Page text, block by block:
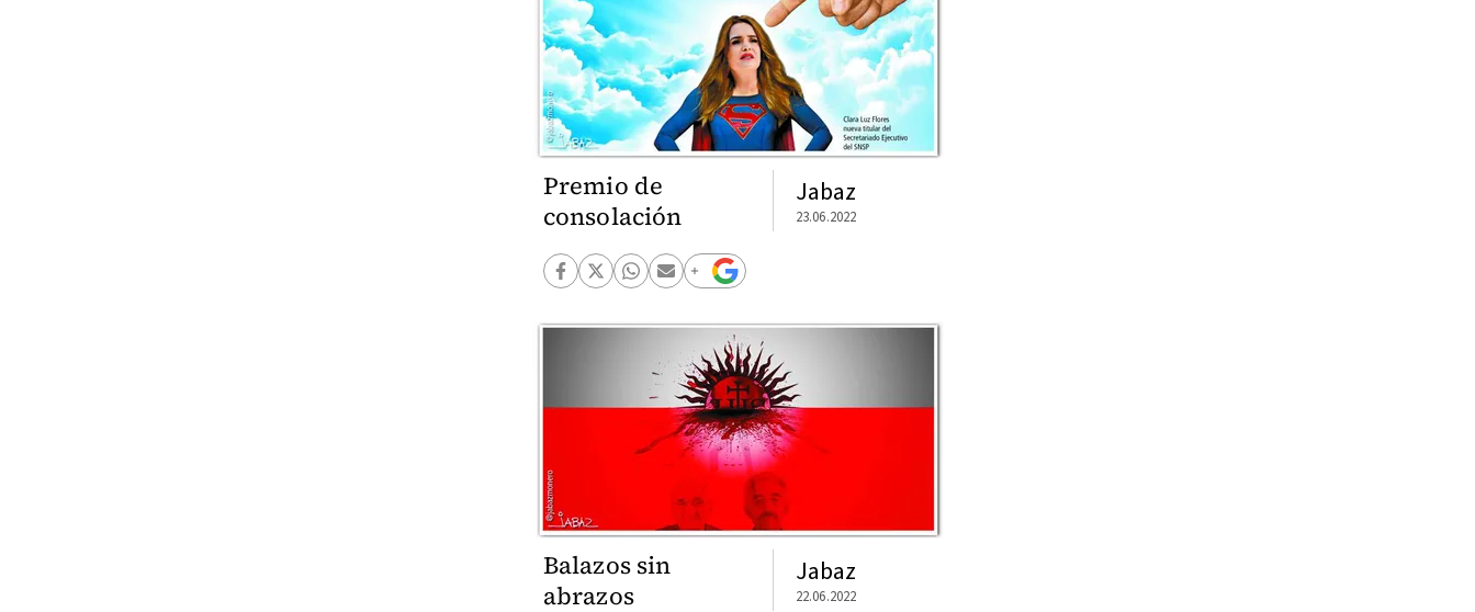
Premio de
consolación
Jabaz
23.06.2022
Balazos sin
abrazos
Jabaz
22.06.2022